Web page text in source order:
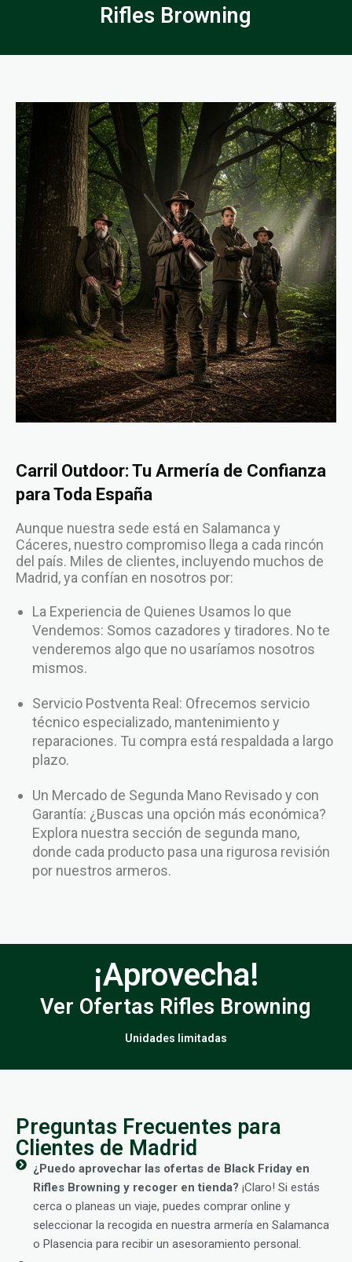
Rifles Browning
Carril Outdoor: Tu Armería de Confianza
para Toda España
Aunque nuestra sede está en Salamanca y
Cáceres, nuestro compromiso llega a cada rincón
del país. Miles de clientes, incluyendo muchos de
Madrid, ya confían en nosotros por:
La Experiencia de Quienes Usamos lo que
Vendemos: Somos cazadores y tiradores. No te
venderemos algo que no usaríamos nosotros
mismos.
Servicio Postventa Real: Ofrecemos servicio
técnico especializado, mantenimiento y
reparaciones. Tu compra está respaldada a largo
plazo.
Un Mercado de Segunda Mano Revisado y con
Garantía: ¿Buscas una opción más económica?
Explora nuestra sección de segunda mano,
donde cada producto pasa una rigurosa revisión
por nuestros armeros.
¡Aprovecha!
Ver Ofertas Rifles Browning
Unidades limitadas
Preguntas Frecuentes para
Clientes de Madrid
¿Puedo aprovechar las ofertas de Black Friday en
Rifles Browning y recoger en tienda? ¡Claro! Si estás
cerca o planeas un viaje, puedes comprar online y
seleccionar la recogida en nuestra armería en Salamanca
o Plasencia para recibir un asesoramiento personal.